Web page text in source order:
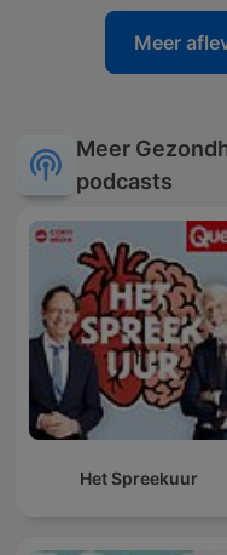
Meer
Meer
podcasts
Het Spreekuur